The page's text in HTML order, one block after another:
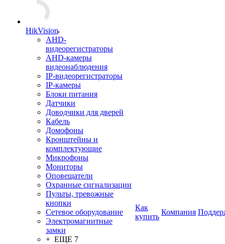
HikVision
AHD-
видеорегистраторы
AHD-камеры
видеонаблюдения
IP-видеорегистраторы
IP-камеры
Блоки питания
Датчики
Доводчики для дверей
Кабель
Домофоны
Кронштейны и
комплектующие
Микрофоны
Мониторы
Оповещатели
Охранные сигнализации
Пульты, тревожные
кнопки
Сетевое оборудование
Электромагнитные
замки
+ ЕЩЕ 7
Как
купить
Компания